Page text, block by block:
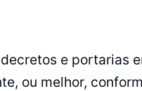
e portarias
ou melhor,